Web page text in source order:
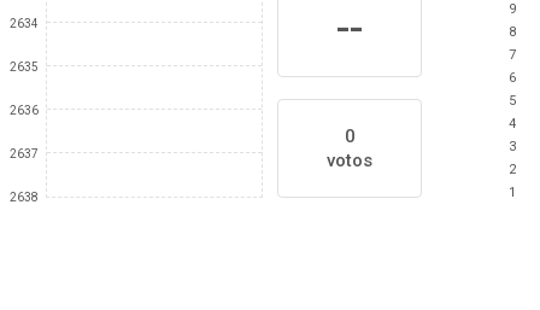
2634
2635
2636
2637
2638
--
0
votos
9
8
7
6
5
4
3
2
1